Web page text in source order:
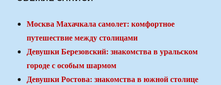
Москва Махачкала самолет: комфортное
путешествие между столицами
Девушки Березовский: знакомства в уральском
городе с особым шармом
Девушки Ростова: знакомства в южной столице